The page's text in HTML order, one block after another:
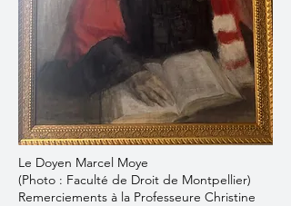
Le Doyen Marcel Moye
(Photo : Faculté de Droit de Montpellier)
Remerciements à la Professeure Christine